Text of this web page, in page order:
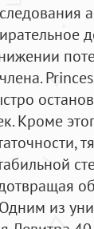
Кроме
из